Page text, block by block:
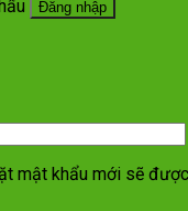
Đăng nhập
mật khẩu mới sẽ